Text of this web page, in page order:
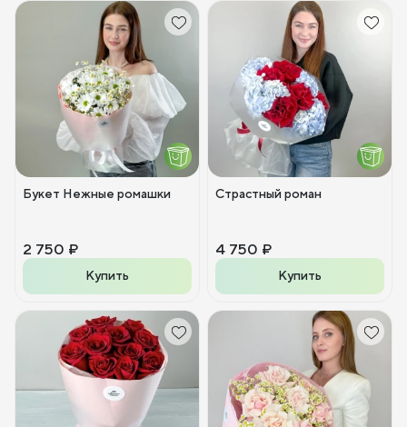
Букет Нежные ромашки
2 750 ₽
Купить
Страстный роман
4 750 ₽
Купить